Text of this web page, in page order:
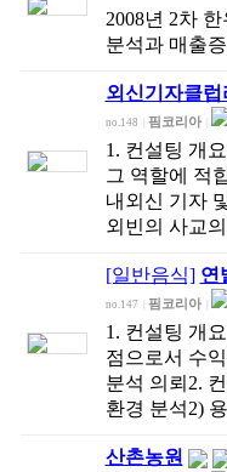
2008년 2차
분석과 매출
외신기자클럽
no.148 핌코리아
1. 컨설팅 개
그 역할에 적
내외신 기자
외빈의 사교
[일반음식] 연
no.147 핌코리아
1. 컨설팅 개
점으로서 수
분석 의뢰2.
환경 분석2)
산촌농원